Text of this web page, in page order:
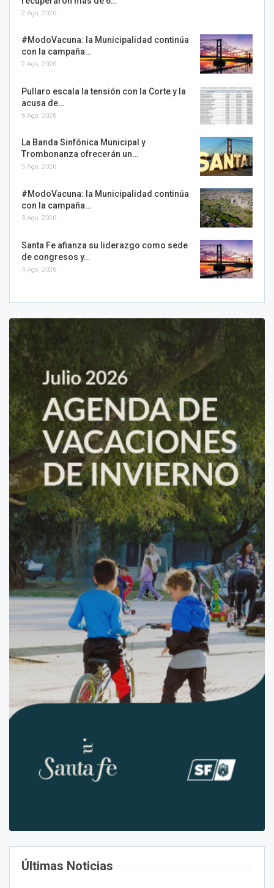
2 Ago, 2026
#ModoVacuna: la Municipalidad continúa
con la campaña…
2 Ago, 2026
Pullaro escala la tensión con la Corte y la
acusa de…
6 Ago, 2026
La Banda Sinfónica Municipal y
Trombonanza ofrecerán un…
5 Ago, 2026
#ModoVacuna: la Municipalidad continúa
con la campaña…
3 Ago, 2026
Santa Fe afianza su liderazgo como sede
de congresos y…
4 Ago, 2026
Últimas Noticias